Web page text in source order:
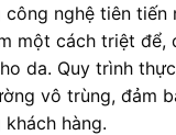
nghệ tiên tiến
một cách triệt để,
da. Quy trình
vô trùng, đảm
hàng.